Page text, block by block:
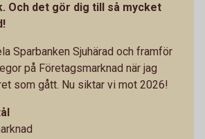
Och det gör dig till så mycket
Sparbanken Sjuhärad och framför
på Företagsmarknad när jag
som gått. Nu siktar vi mot 2026!